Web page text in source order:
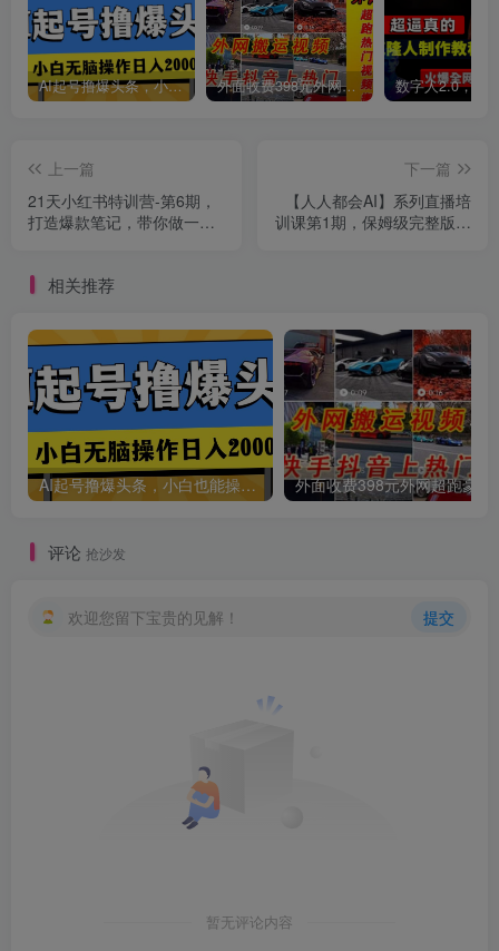
AI起号撸爆头条，小白也能操作，日入2000+ 外面收费398元外网超跑豪车汽车视频搬运至快手抖音上热门项目
上一篇
21天小红书特训营-第6期，
打造爆款笔记，带你做一个
下一篇
【人人都会AI】系列直播培
训课第1期，保姆级完整版课
相关推荐
AI起号撸爆头条，小白也能操作，日入2000+
评论 抢沙发
欢迎您留下宝贵的见解！ 提交
暂无评论内容